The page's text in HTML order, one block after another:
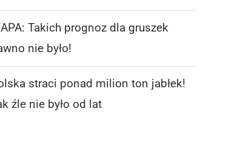
Takich prognoz dla gruszek
nie było!
straci ponad milion ton jabłek!
źle nie było od lat